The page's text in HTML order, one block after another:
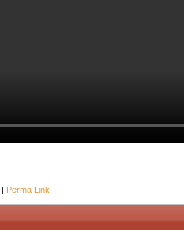
| Perma Link